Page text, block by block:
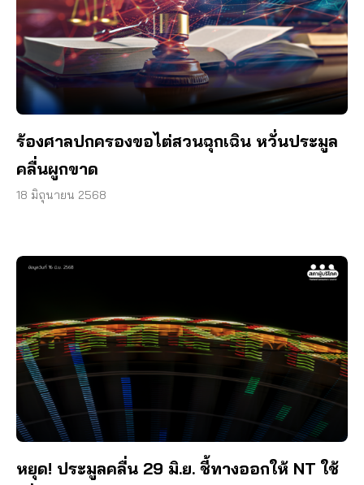
ร้องศาลปกครองขอไต่สวนฉุกเฉิน หวั่นประมูล
คลื่นผูกขาด
18 มิถุนายน 2568
หยุด! ประมูลคลื่น 29 มิ.ย. ชี้ทางออกให้ NT ใช้